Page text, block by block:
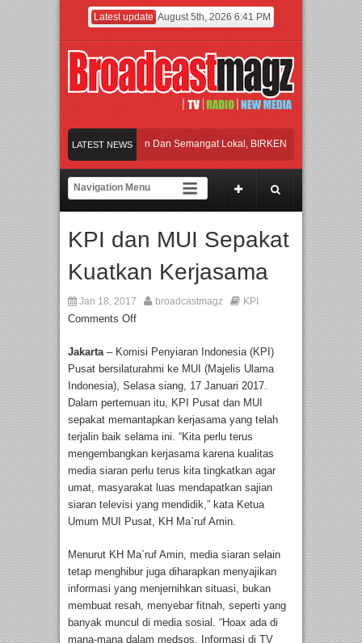
Latest update August 5th, 2026 6:41 PM
LATEST NEWS
Rayakan Perpaduan Warisan Dan Semangat Lokal, BIRKENSTOCK INDONESIA
Kolaborasi UT School, PTBA, dan Kamaju Tingkatkan Kualitas SDM melalui Basic
Wawancara Eksklusif Pemain Sinetron Biarkan Hati Bicara, Febby Rastanty,
Rayakan Perpaduan Warisan Dan Semangat Lokal, BIRKENSTOCK INDONESIA
KPI dan MUI Sepakat
Kuatkan Kerjasama
Jan 18, 2017 broadcastmagz KPI
Comments Off
Jakarta– Komisi Penyiaran Indonesia (KPI)
Pusat bersilaturahmi ke MUI (Majelis Ulama
Indonesia), Selasa siang, 17 Januari 2017.
Dalam pertemuan itu, KPI Pusat dan MUI
sepakat memantapkan kerjasama yang telah
terjalin baik selama ini. “Kita perlu terus
mengembangkan kerjasama karena kualitas
media siaran perlu terus kita tingkatkan agar
umat, masyarakat luas mendapatkan sajian
siaran televisi yang mendidik,” kata Ketua
Umum MUI Pusat, KH Ma`ruf Amin.
Menurut KH Ma`ruf Amin, media siaran selain
tetap menghibur juga diharapkan menyajikan
informasi yang menjernihkan situasi, bukan
membuat resah, menyebar fitnah, seperti yang
banyak muncul di media sosial. “Hoax ada di
mana-mana dalam medsos. Informasi di TV